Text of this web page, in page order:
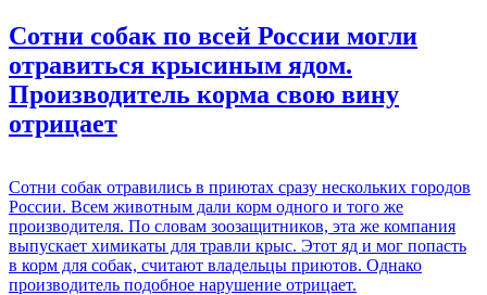
Сотни собак по всей России могли
отравиться крысиным ядом.
Производитель корма свою вину
отрицает
Сотни собак отравились в приютах сразу нескольких городов
России. Всем животным дали корм одного и того же
производителя. По словам зоозащитников, эта же компания
выпускает химикаты для травли крыс. Этот яд и мог попасть
в корм для собак, считают владельцы приютов. Однако
производитель подобное нарушение отрицает.